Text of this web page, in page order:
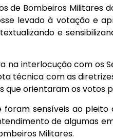
de Bombeiros Militares
levado à votação e
e
interlocução com os
técnica com as
que orientaram os
foram sensíveis ao
de algumas
Militares.